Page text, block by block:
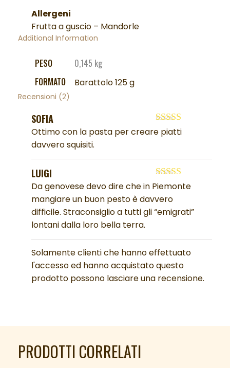
Allergeni
Frutta a guscio – Mandorle
Additional Information
PESO
0,145 kg
FORMATO
Barattolo 125 g
Recensioni (2)
Valutato
SOFIA
Ottimo con la pasta per creare piatti
davvero squisiti.
Valutato5
LUIGI
Da genovese devo dire che in Piemonte
mangiare un buon pesto è davvero
difficile. Straconsiglio a tutti gli “emigrati”
lontani dalla loro bella terra.
Solamente clienti che hanno effettuato
l'accesso ed hanno acquistato questo
prodotto possono lasciare una recensione.
PRODOTTI CORRELATI